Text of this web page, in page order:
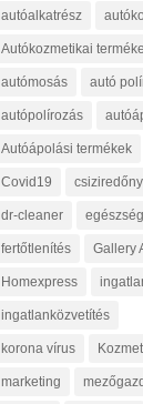
autóalkatrész
Autókozmetikai
autómosás autó
autópolírozás
Autóápolási termékek
Covid19 csiziredőny
dr-cleaner egészség
fertőtlenítés Gallery
Homexpress
ingatlanközvetítés
korona vírus
marketing